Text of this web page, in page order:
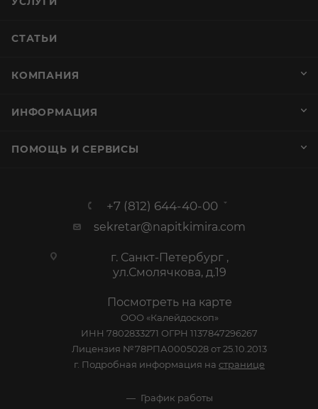
СТАТЬИ
КОМПАНИЯ
ИНФОРМАЦИЯ
ПОМОЩЬ И СЕРВИСЫ
+7 (812) 644-40-00
sekretar@napitkimira.com
г. Санкт-Петербург ,
ул.Смолячкова, д.19
Посмотреть на карте
ООО «Калейдоскоп»
ИНН 7802833271 ОГРН 1137847296267
Лицензия №78РПА0005028 от 25.10.2013
г. Подробная информация на странице
График работы